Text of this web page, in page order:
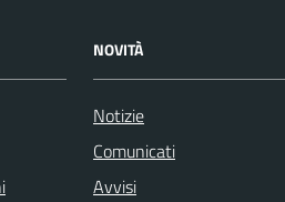
NOVITÀ
Notizie
Comunicati
Avvisi